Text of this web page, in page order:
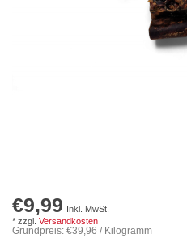
€9,99
Inkl. MwSt.
* zzgl. Versandkosten
Grundpreis: €39,96 / Kilogramm